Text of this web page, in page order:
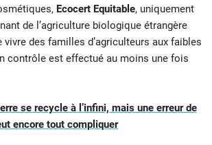
Ecocert Equitable, uniquement
de l’agriculture biologique étrangère
vivre des familles d’agriculteurs aux faibles
contrôle est effectué au moins une fois
se recycle à l’infini, mais une erreur de
encore tout compliquer